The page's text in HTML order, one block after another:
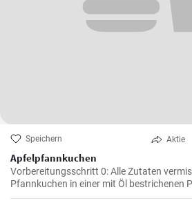
Speichern Aktie
Apfelpfannkuchen
Vorbereitungsschritt 0: Alle Zutaten
Pfannkuchen in einer mit Öl bestrichenen
braten.